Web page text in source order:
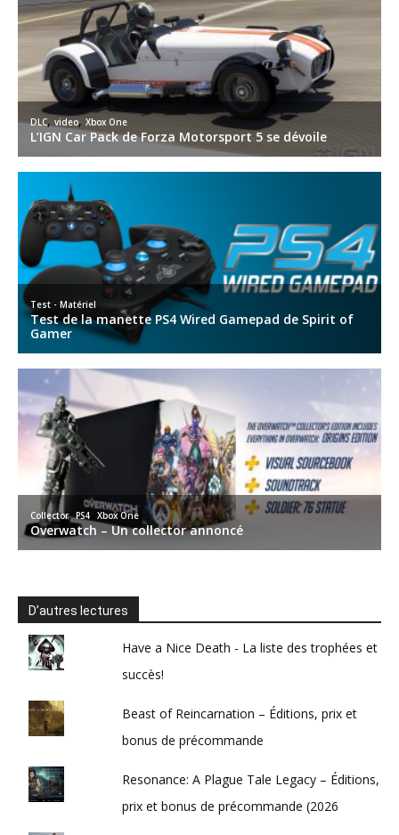
D’autres lectures
Have a Nice Death - La liste des trophées et
succès!
Beast of Reincarnation – Éditions, prix et
bonus de précommande
Resonance: A Plague Tale Legacy – Éditions,
prix et bonus de précommande (2026